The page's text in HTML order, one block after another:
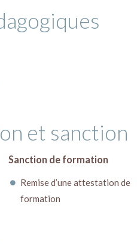
et sanction
Sanction de formation
Remise d’une attestation de
formation